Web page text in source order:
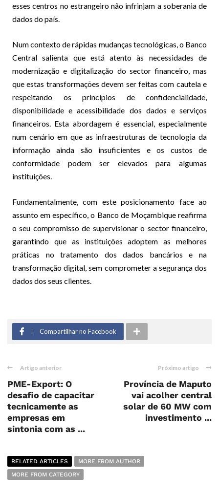
esses centros no estrangeiro não infrinjam a soberania de
dados do país.
Num contexto de rápidas mudanças tecnológicas, o Banco
Central salienta que está atento às necessidades de
modernização e digitalização do sector financeiro, mas
que estas transformações devem ser feitas com cautela e
respeitando os princípios de confidencialidade,
disponibilidade e acessibilidade dos dados e serviços
financeiros. Esta abordagem é essencial, especialmente
num cenário em que as infraestruturas de tecnologia da
informação ainda são insuficientes e os custos de
conformidade podem ser elevados para algumas
instituições.
Fundamentalmente, com este posicionamento face ao
assunto em específico, o Banco de Moçambique reafirma
o seu compromisso de supervisionar o sector financeiro,
garantindo que as instituições adoptem as melhores
práticas no tratamento dos dados bancários e na
transformação digital, sem comprometer a segurança dos
dados dos seus clientes.
Compartilhar no Facebook
Artigo anterior
PME-Export: O
desafio de capacitar
tecnicamente as
empresas em
sintonia com as ...
Próximo artigo
Província de Maputo
vai acolher central
solar de 60 MW com
investimento ...
RELATED ARTICLES
MORE FROM AUTHOR
MORE FROM CATEGORY